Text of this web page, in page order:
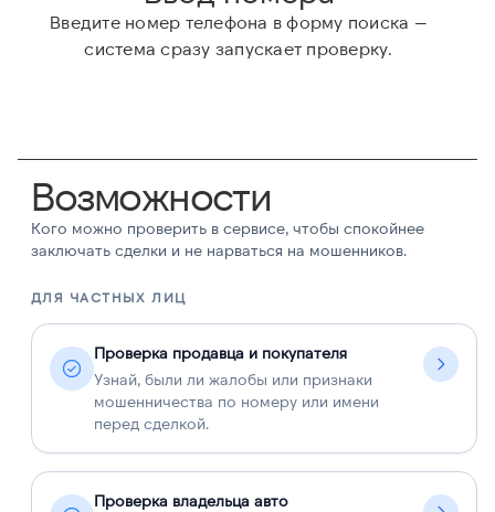
Введите номер телефона в форму поиска —
система сразу запускает проверку.
Возможности
Кого можно проверить в сервисе, чтобы спокойнее
заключать сделки и не нарваться на мошенников.
ДЛЯ ЧАСТНЫХ ЛИЦ
Проверка продавца и покупателя
Узнай, были ли жалобы или признаки
мошенничества по номеру или имени
перед сделкой.
Проверка владельца авто